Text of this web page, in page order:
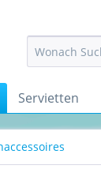
Servietten